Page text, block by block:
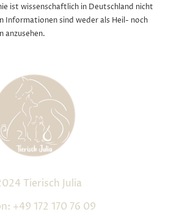
ist wissenschaftlich in Deutschland nicht
Informationen sind weder als Heil- noch
anzusehen.
Tierisch Julia
+49 172 170 76 09